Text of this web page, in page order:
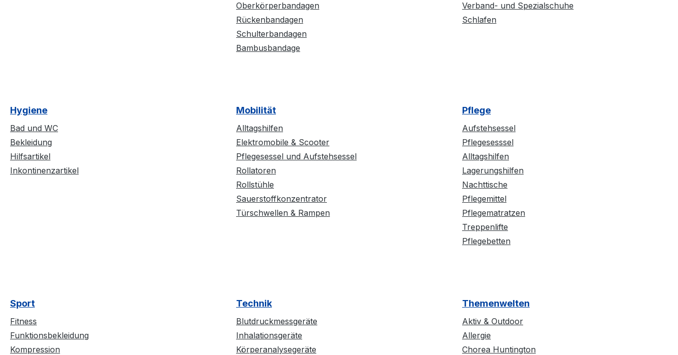
Oberkörperbandagen
Rückenbandagen
Schulterbandagen
Bambusbandage
Verband- und Spezialschuhe
Schlafen
Hygiene
Bad und WC
Bekleidung
Hilfsartikel
Inkontinenzartikel
Mobilität
Alltagshilfen
Elektromobile & Scooter
Pflegesessel und Aufstehsessel
Rollatoren
Rollstühle
Sauerstoffkonzentrator
Türschwellen & Rampen
Pflege
Aufstehsessel
Pflegesesssel
Alltagshilfen
Lagerungshilfen
Nachttische
Pflegemittel
Pflegematratzen
Treppenlifte
Pflegebetten
Sport
Fitness
Funktionsbekleidung
Kompression
Technik
Blutdruckmessgeräte
Inhalationsgeräte
Körperanalysegeräte
Themenwelten
Aktiv & Outdoor
Allergie
Chorea Huntington